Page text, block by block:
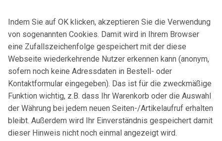
Indem Sie auf OK klicken, akzeptieren Sie die Verwendung
von sogenannten Cookies. Damit wird in Ihrem Browser
eine Zufallszeichenfolge gespeichert mit der diese
Webseite wiederkehrende Nutzer erkennen kann (anonym,
sofern noch keine Adressdaten in Bestell- oder
Kontaktformular eingegeben). Das ist für die zweckmäßige
Funktion wichtig, z.B. dass Ihr Warenkorb oder die Auswahl
der Währung bei jedem neuen Seiten-/Artikelaufruf erhalten
bleibt. Außerdem wird Ihr Einverständnis gespeichert damit
dieser Hinweis nicht noch einmal angezeigt wird.
Kontaktformular & Anfahrt
Gersbach 10, 74589 Satteldorf, Deutschland
mail@topgeo.com
+49 7950 1345